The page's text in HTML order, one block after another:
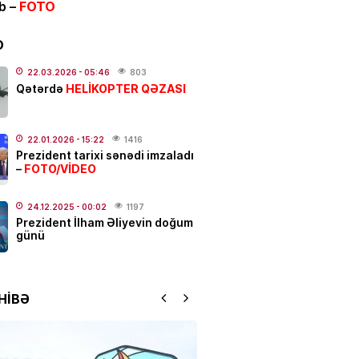
yanğın
Hacalıyeva mətbuat katibi
- 11:37
başlayır –Tarix açıqlandı
- 11:05 258
rejissor Çimnaz
məzarından video
191
– FOTO
22.03.2026 - 05:46 803
Qətərdə HELİKOPTER QƏZASI
22.01.2026 - 15:22 1416
Prezident tarixi sənədi imzaladı
– FOTO/VİDEO
24.12.2025 - 00:02 1197
Prezident İlham Əliyevin doğum
günü